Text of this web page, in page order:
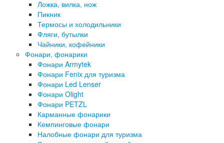
Ложка, вилка, нож
Пикник
Термосы и холодильники
Фляги, бутылки
Чайники, кофейники
Фонари, фонарики
Фонари Armytek
Фонари Fenix для туризма
Фонари Led Lenser
Фонари Olight
Фонари PETZL
Карманные фонарики
Кемпинговые фонари
Налобные фонари для туризма